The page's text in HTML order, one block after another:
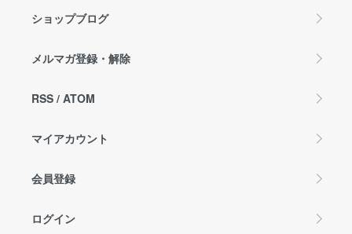
ショップブログ
メルマガ登録・解除
RSS / ATOM
マイアカウント
会員登録
ログイン